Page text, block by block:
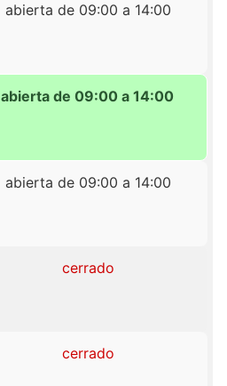
abierta de 09:00 a 14:00
abierta de 09:00 a 14:00
abierta de 09:00 a 14:00
cerrado
cerrado